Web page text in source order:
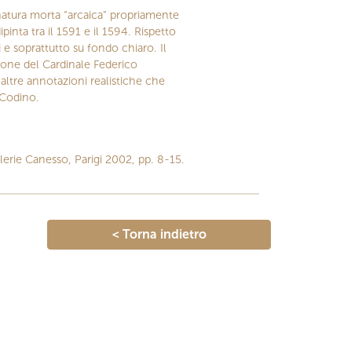
morta “arcaica” propriamente
tra il 1591 e il 1594. Rispetto
e soprattutto su fondo chiaro. Il
del Cardinale Federico
annotazioni realistiche che
Canesso, Parigi 2002, pp. 8-15.
< Torna indietro